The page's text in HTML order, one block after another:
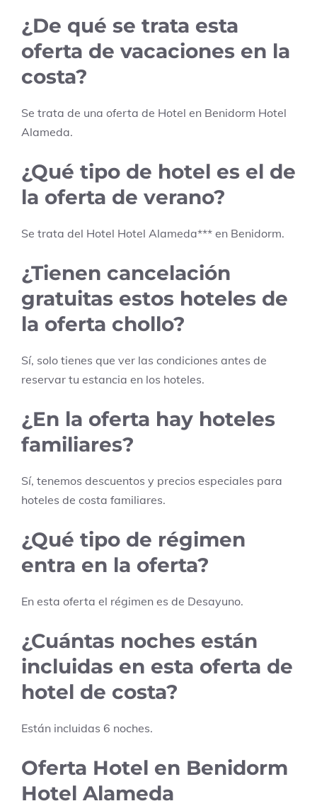
¿De qué se trata esta
oferta de vacaciones en la
costa?
Se trata de una oferta de Hotel en Benidorm Hotel
Alameda.
¿Qué tipo de hotel es el de
la oferta de verano?
Se trata del Hotel Hotel Alameda*** en Benidorm.
¿Tienen cancelación
gratuitas estos hoteles de
la oferta chollo?
Sí, solo tienes que ver las condiciones antes de
reservar tu estancia en los hoteles.
¿En la oferta hay hoteles
familiares?
Sí, tenemos descuentos y precios especiales para
hoteles de costa familiares.
¿Qué tipo de régimen
entra en la oferta?
En esta oferta el régimen es de Desayuno.
¿Cuántas noches están
incluidas en esta oferta de
hotel de costa?
Están incluidas 6 noches.
Oferta Hotel en Benidorm
Hotel Alameda